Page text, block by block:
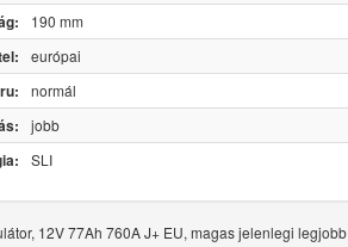
190 mm
európai
normál
jobb
SLI
12V 77Ah 760A J+ EU, magas jelenlegi legjobb